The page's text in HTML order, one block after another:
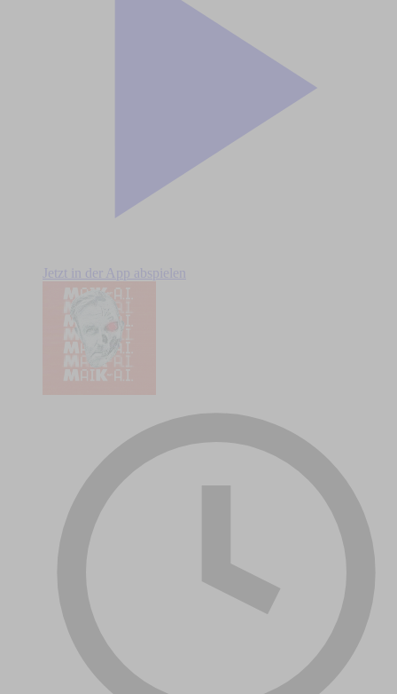
Jetzt in der App abspielen